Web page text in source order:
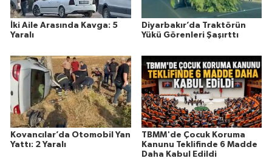
İki Aile Arasında Kavga: 5
Yaralı
Diyarbakır’da Traktörün
Yükü Görenleri Şaşırttı
Kovancılar’da Otomobil Yan
Yattı: 2 Yaralı
TBMM'de Çocuk Koruma
Kanunu Teklifinde 6 Madde
Daha Kabul Edildi